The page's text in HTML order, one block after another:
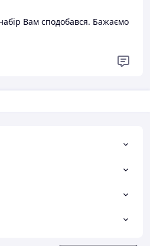
Вам сподобався. Бажаємо